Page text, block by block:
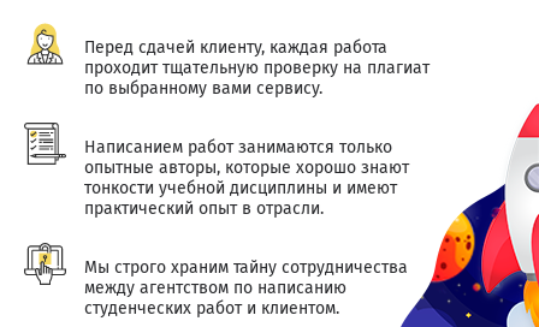
Перед сдачей клиенту, каждая работа
проходит тщательную проверку на плагиат
по выбранному вами сервису.
Написанием работ занимаются только
опытные авторы, которые хорошо знают
тонкости учебной дисциплины и имеют
практический опыт в отрасли.
Мы строго храним тайну сотрудничества
между агентством по написанию
студенческих работ и клиентом.